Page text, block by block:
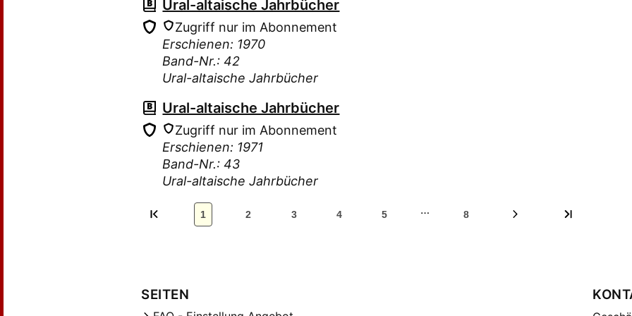
Ural-altaische Jahrbücher
Zugriff nur im Abonnement
Erschienen: 1970
Band-Nr.: 42
Ural-altaische Jahrbücher
Ural-altaische Jahrbücher
Zugriff nur im Abonnement
Erschienen: 1971
Band-Nr.: 43
Ural-altaische Jahrbücher
1 2 3 4 5 … 8
SEITEN